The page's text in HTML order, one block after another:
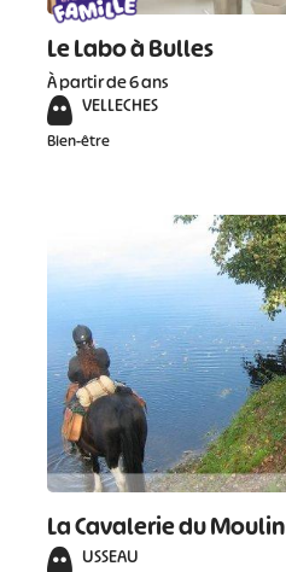
Le Labo à Bulles
À partir de 6 ans
VELLECHES
Bien-être
La Cavalerie du Moulin
USSEAU